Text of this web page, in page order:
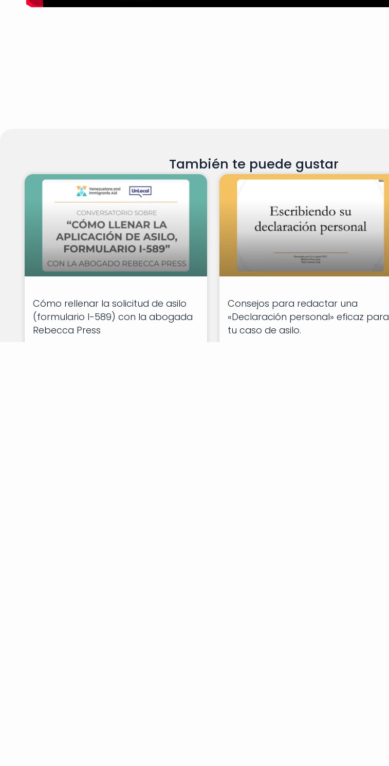
También te puede gustar
Cómo rellenar la solicitud de asilo
(formulario I-589) con la abogada
Rebecca Press
Consejos para redactar una
«Declaración personal» eficaz para
tu caso de asilo.